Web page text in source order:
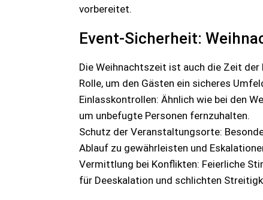
vorbereitet.
Event-Sicherheit:
Die Weihnachtszeit ist auch die Zeit
Rolle, um den Gästen ein sicheres
Einlasskontrollen: Ähnlich wie bei den
um unbefugte Personen fernzuhalten.
Schutz der Veranstaltungsorte:
Ablauf zu gewährleisten und
Vermittlung bei Konflikten: Feierliche
für Deeskalation und schlichten